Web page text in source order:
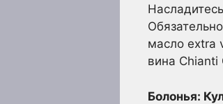
масло extra
вина Chianti
Болонья: